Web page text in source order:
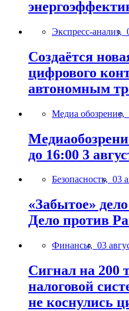
Экспресс-анализ,
Создаётся
цифрового
автономным
Медиа обозрение,
до 16:00 3
Безопасность, 03
«Забытое»
Дело против
Финансы, 03
Сигнал на 200
налоговой
не коснулись